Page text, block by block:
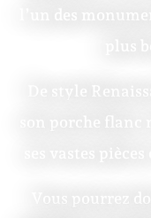
l’un des
plus
De style
Vous pourrez